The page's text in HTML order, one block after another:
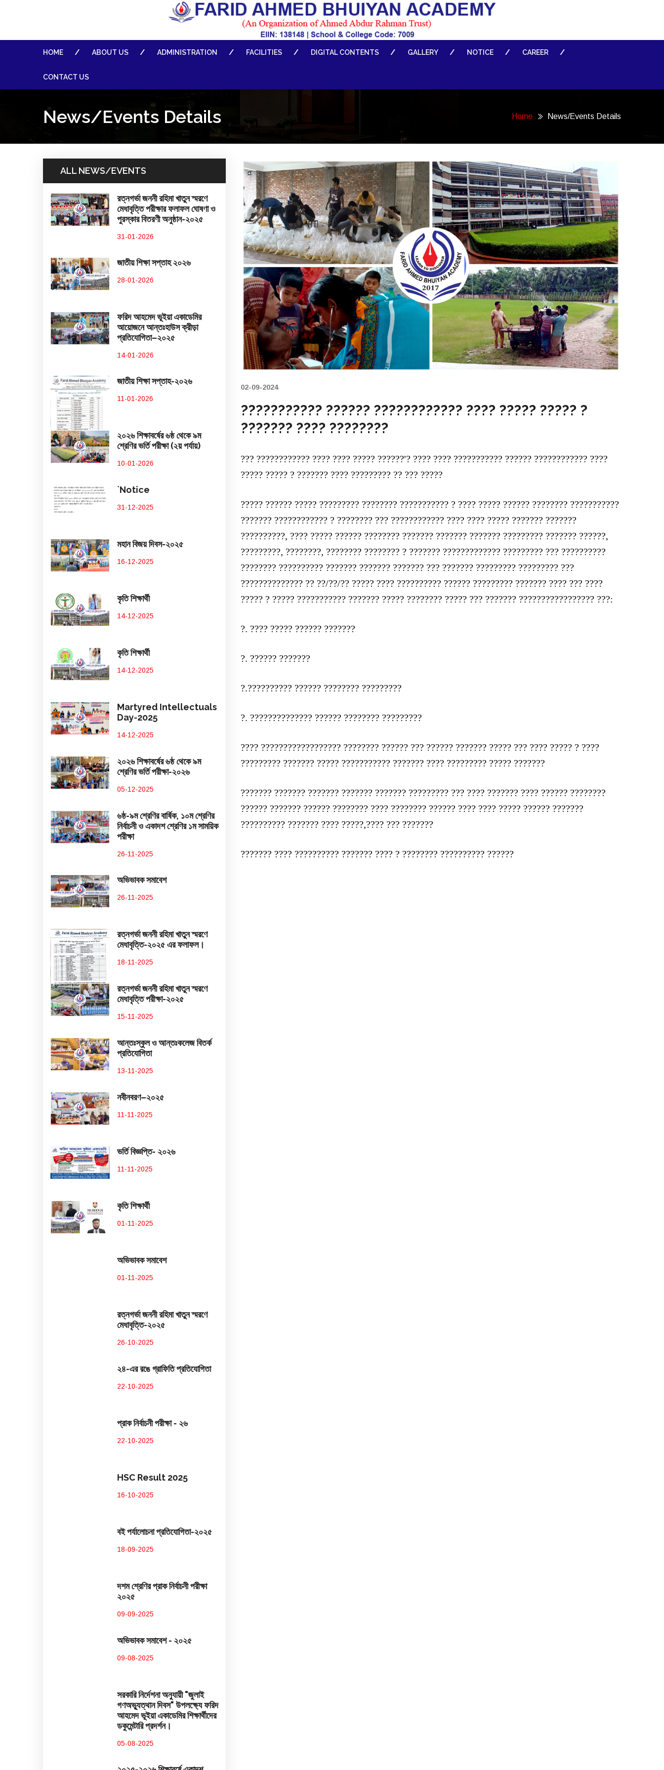
HOME ABOUT US ADMINISTRATION FACILITIES DIGITAL CONTENTS GALLERY NOTICE CAREER
CONTACT US
News/Events Details Home News/Events Details
02-09-2024
??????????? ?????? ???????????? ???? ????? ????? ?
??????? ???? ????????
??? ???????????? ???? ???? ????? ??????'? ???? ???? ??????????? ?????? ???????????? ????
????? ????? ? ??????? ???? ????????? ?? ??? ?????
????? ?????? ????? ????????? ???????? ??????????? ? ???? ????? ?????? ???????? ???????????
??????? ???????????? ? ???????? ??? ???????????? ???? ???? ????? ??????? ???????
??????????, ???? ????? ?????? ???????? ??????? ??????? ??????? ????????? ??????? ??????,
?????????, ????????, ???????? ???????? ? ??????? ????????????? ????????? ??? ??????????
???????? ?????????? ??????? ??????? ??????? ??? ??????? ????????? ????????? ???
?????????????? ?? ??/??/?? ????? ???? ?????????? ?????? ????????? ??????? ???? ??? ????
????? ? ????? ??????????? ??????? ????? ???????? ????? ??? ??????? ????????????????? ???:
?. ???? ????? ?????? ???????
?. ?????? ???????
?.?????????? ?????? ???????? ?????????
?. ?????????????? ?????? ???????? ?????????
???? ?????????????????? ???????? ?????? ??? ?????? ??????? ????? ??? ???? ????? ? ????
????????? ??????? ????? ??????????? ??????? ???? ????????? ????? ???????
??????? ??????? ??????? ??????? ??????? ????????? ??? ???? ??????? ???? ?????? ????????
?????? ??????? ?????? ???????? ???? ???????? ?????? ???? ???? ????? ?????? ???????
?????????? ??????? ???? ?????,???? ??? ???????
??????? ???? ?????????? ??????? ???? ? ???????? ?????????? ??????
ALL NEWS/EVENTS
রত্নগর্ভা জননী রহিমা খাতুন স্মরণে
মেধাবৃত্তি পরীক্ষার ফলাফল ঘোষণা ও
পুরস্কার বিতরণী অনুষ্ঠান-২০২৫
31-01-2026
জাতীয় শিক্ষা সপ্তাহ ২০২৬
28-01-2026
ফরিদ আহমেদ ভূইয়া একাডেমির
আয়োজনে আন্তঃহাউস ক্রীড়া
প্রতিযোগিতা–২০২৫
14-01-2026
জাতীয় শিক্ষা সপ্তাহ-২০২৬
11-01-2026
২০২৬ শিক্ষাবর্ষের ৬ষ্ঠ থেকে ৯ম
শ্রেণির ভর্তি পরীক্ষা (২য় পর্যায়)
10-01-2026
`Notice
31-12-2025
মহান বিজয় দিবস-২০২৫
16-12-2025
কৃতি শিক্ষার্থী
14-12-2025
কৃতি শিক্ষার্থী
14-12-2025
Martyred Intellectuals
Day-2025
14-12-2025
২০২৬ শিক্ষাবর্ষের ৬ষ্ঠ থেকে ৯ম
শ্রেণির ভর্তি পরীক্ষা-২০২৬
05-12-2025
৬ষ্ঠ-৯ম শ্রেণির বার্ষিক, ১০ম শ্রেণির
নির্বাচনী ও একাদশ শ্রেণির ১ম সাময়িক
পরীক্ষা
26-11-2025
অভিভাবক সমাবেশ
26-11-2025
রত্নগর্ভা জননী রহিমা খাতুন স্মরণে
মেধাবৃত্তি-২০২৫ এর ফলাফল।
18-11-2025
রত্নগর্ভা জননী রহিমা খাতুন স্মরণে
মেধাবৃত্তি পরীক্ষা-২০২৫
15-11-2025
আন্তঃস্কুল ও আন্তঃকলেজ বিতর্ক
প্রতিযোগিতা
13-11-2025
নবীনবরণ–২০২৫
11-11-2025
ভর্তি বিজ্ঞপ্তি- ২০২৬
11-11-2025
কৃতি শিক্ষার্থী
01-11-2025
অভিভাবক সমাবেশ
01-11-2025
রত্নগর্ভা জননী রহিমা খাতুন স্মরণে
মেধাবৃত্তি-২০২৫
26-10-2025
২৪-এর রঙে গ্রাফিতি প্রতিযোগিতা
22-10-2025
প্রাক নির্বাচনী পরীক্ষা - ২৬
22-10-2025
HSC Result 2025
16-10-2025
বই পর্যালোচনা প্রতিযোগিতা-২০২৫
18-09-2025
দশম শ্রেণির প্রাক নির্বাচনী পরীক্ষা
২০২৫
09-09-2025
অভিভাবক সমাবেশ - ২০২৫
09-08-2025
সরকারি নির্দেশনা অনুযায়ী "জুলাই
গণঅভ্যুত্থান দিবস" উপলক্ষ্যে ফরিদ
আহমেদ ভূইয়া একাডেমির শিক্ষার্থীদের
ডকুমেন্টারি প্রদর্শন।
05-08-2025